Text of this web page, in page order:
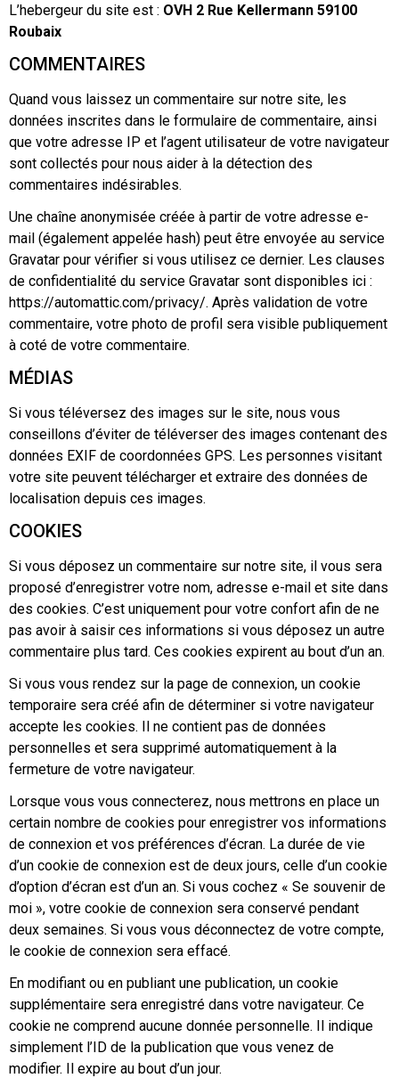
L’hebergeur du site est : OVH 2 Rue Kellermann 59100
Roubaix
COMMENTAIRES
Quand vous laissez un commentaire sur notre site, les
données inscrites dans le formulaire de commentaire, ainsi
que votre adresse IP et l’agent utilisateur de votre navigateur
sont collectés pour nous aider à la détection des
commentaires indésirables.
Une chaîne anonymisée créée à partir de votre adresse e-
mail (également appelée hash) peut être envoyée au service
Gravatar pour vérifier si vous utilisez ce dernier. Les clauses
de confidentialité du service Gravatar sont disponibles ici :
https://automattic.com/privacy/. Après validation de votre
commentaire, votre photo de profil sera visible publiquement
à coté de votre commentaire.
MÉDIAS
Si vous téléversez des images sur le site, nous vous
conseillons d’éviter de téléverser des images contenant des
données EXIF de coordonnées GPS. Les personnes visitant
votre site peuvent télécharger et extraire des données de
localisation depuis ces images.
COOKIES
Si vous déposez un commentaire sur notre site, il vous sera
proposé d’enregistrer votre nom, adresse e-mail et site dans
des cookies. C’est uniquement pour votre confort afin de ne
pas avoir à saisir ces informations si vous déposez un autre
commentaire plus tard. Ces cookies expirent au bout d’un an.
Si vous vous rendez sur la page de connexion, un cookie
temporaire sera créé afin de déterminer si votre navigateur
accepte les cookies. Il ne contient pas de données
personnelles et sera supprimé automatiquement à la
fermeture de votre navigateur.
Lorsque vous vous connecterez, nous mettrons en place un
certain nombre de cookies pour enregistrer vos informations
de connexion et vos préférences d’écran. La durée de vie
d’un cookie de connexion est de deux jours, celle d’un cookie
d’option d’écran est d’un an. Si vous cochez « Se souvenir de
moi », votre cookie de connexion sera conservé pendant
deux semaines. Si vous vous déconnectez de votre compte,
le cookie de connexion sera effacé.
En modifiant ou en publiant une publication, un cookie
supplémentaire sera enregistré dans votre navigateur. Ce
cookie ne comprend aucune donnée personnelle. Il indique
simplement l’ID de la publication que vous venez de
modifier. Il expire au bout d’un jour.